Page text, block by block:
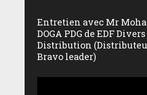
Entretien avec Mr
DOGA PDG de EDF Divers
Distribution
Bravo leader)